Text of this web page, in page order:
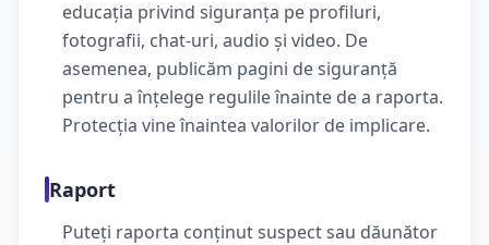
educația privind siguranța pe profiluri,
fotografii, chat-uri, audio și video. De
asemenea, publicăm pagini de siguranță
pentru a înțelege regulile înainte de a raporta.
Protecția vine înaintea valorilor de implicare.
Raport
Puteți raporta conținut suspect sau dăunător